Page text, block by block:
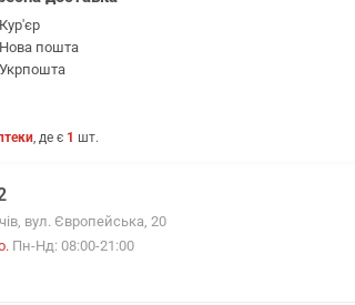
Кур'єр
Нова пошта
Укрпошта
, де є 1 шт.
вул. Європейська, 20
. Пн-Нд: 08:00-21:00